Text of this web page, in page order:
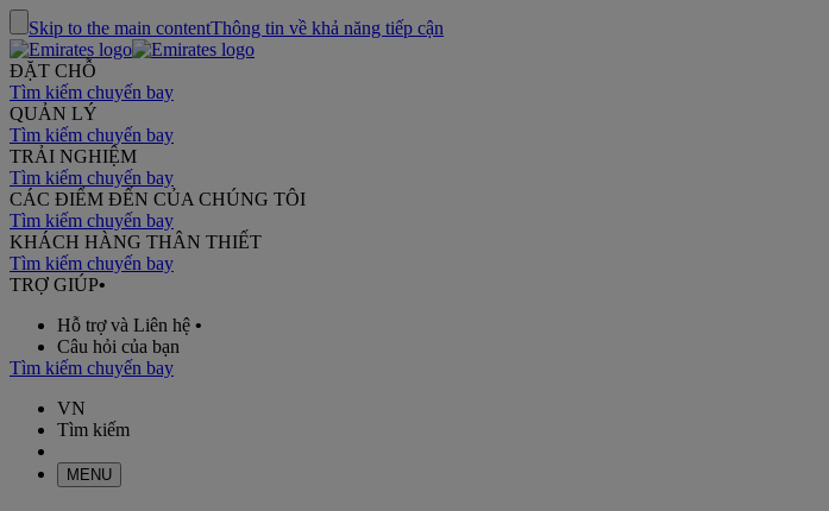
Skip to the main contentThông tin về khả năng tiếp cận
ĐẶT CHỖ
Tìm kiếm chuyến bay
QUẢN LÝ
Tìm kiếm chuyến bay
TRẢI NGHIỆM
Tìm kiếm chuyến bay
CÁC ĐIỂM ĐẾN CỦA CHÚNG TÔI
Tìm kiếm chuyến bay
KHÁCH HÀNG THÂN THIẾT
Tìm kiếm chuyến bay
TRỢ GIÚP•
Hỗ trợ và Liên hệ •
Câu hỏi của bạn
Tìm kiếm chuyến bay
VN
Tìm kiếm
MENU